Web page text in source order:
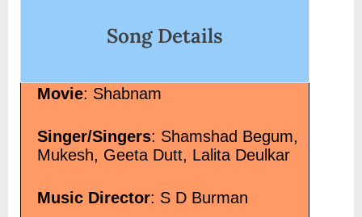
Song Details
Movie: Shabnam
Singer/Singers: Shamshad Begum,
Mukesh, Geeta Dutt, Lalita Deulkar
Music Director: S D Burman